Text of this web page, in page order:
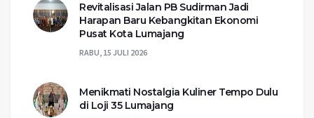
Revitalisasi Jalan PB Sudirman Jadi
Harapan Baru Kebangkitan Ekonomi
Pusat Kota Lumajang
RABU, 15 JULI 2026
Menikmati Nostalgia Kuliner Tempo Dulu
di Loji 35 Lumajang